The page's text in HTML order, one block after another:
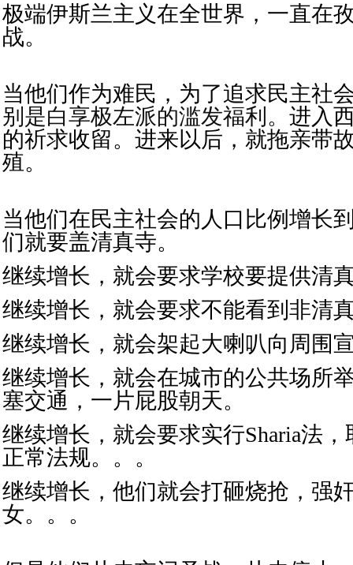
极端伊斯兰主义在全世界，一直在
战。
当他们作为难民，为了追求民主社
别是白享极左派的滥发福利。 进入
的祈求收留。进来以后，就拖亲带
殖。
当他们在民主社会的人口比例增长
们就要盖清真寺。
继续增长，就会要求学校要提供清
继续增长，就会要求不能看到非清
继续增长，就会架起大喇叭向周围
继续增长，就会在城市的公共场所
塞交通，一片屁股朝天。
继续增长，就会要求实行Sharia法
正常法规。。。
继续增长，他们就会打砸烧抢，强
女。。。